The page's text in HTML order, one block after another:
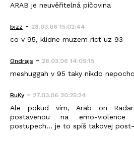
ARAB je neuvěřitelná píčovina
bizz - 28.03.06 15:02:44
co v 95, klidne muzem rict uz 93
Ondrajs - 28.03.06 14:09:15
meshuggah v 95 taky nikdo
BuKy - 27.03.06 20:25:24
Ale pokud vím, Arab on
postavenou na emo-violence
postupech... je to spíš takovej